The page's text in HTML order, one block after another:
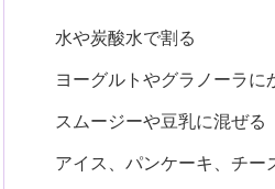
水や炭酸水で割る
ヨーグルトやグラノーラに
スムージーや豆乳に混ぜる
アイス、パンケーキ、チー